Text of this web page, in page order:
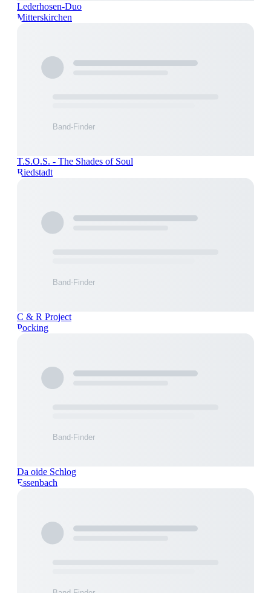
Lederhosen-Duo
Mitterskirchen
T.S.O.S. - The Shades of Soul
Riedstadt
C & R Project
Pocking
Da oide Schlog
Essenbach